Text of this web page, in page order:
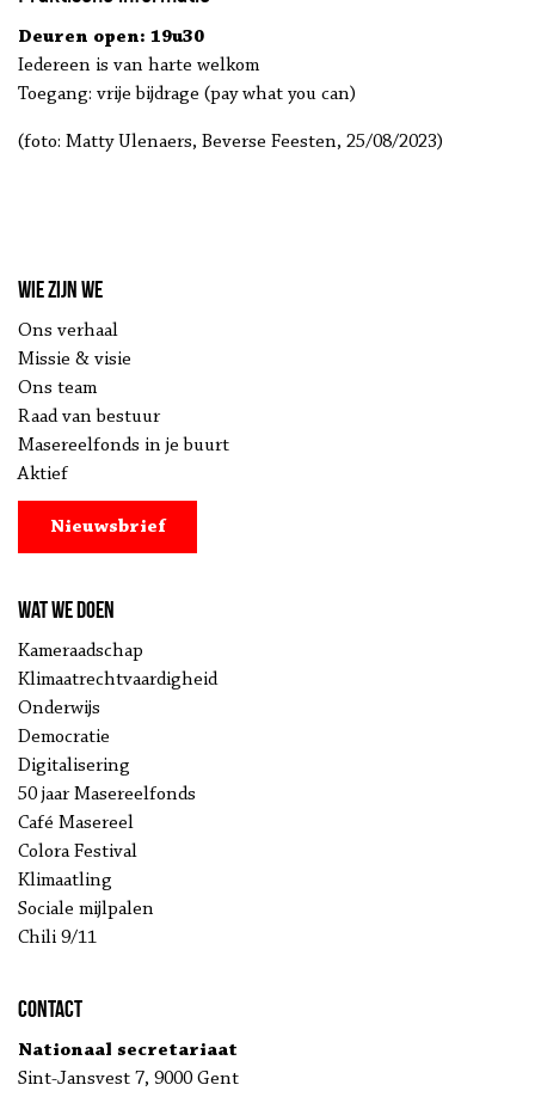
Deuren open: 19u30
Iedereen is van harte welkom
Toegang: vrije bijdrage (pay what you can)
(foto: Matty Ulenaers, Beverse Feesten, 25/08/2023)
Wie zijn we
Ons verhaal
Missie & visie
Ons team
Raad van bestuur
Masereelfonds in je buurt
Aktief
Nieuwsbrief
Wat we doen
Kameraadschap
Klimaatrechtvaardigheid
Onderwijs
Democratie
Digitalisering
50 jaar Masereelfonds
Café Masereel
Colora Festival
Klimaatling
Sociale mijlpalen
Chili 9/11
Contact
Nationaal secretariaat
Sint-Jansvest 7, 9000 Gent